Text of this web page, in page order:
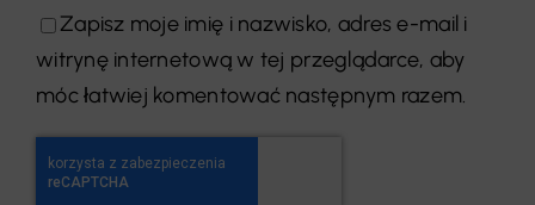
Zapisz moje imię i nazwisko, adres e-mail i
witrynę internetową w tej przeglądarce, aby
móc łatwiej komentować następnym razem.